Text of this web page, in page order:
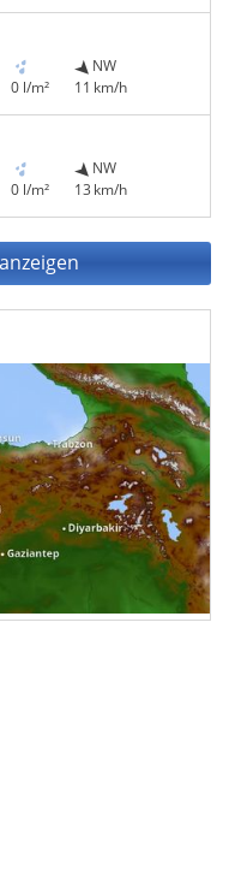
0 l/m²
NW
11 km/h
0 l/m²
NW
13 km/h